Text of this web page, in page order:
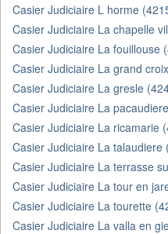
Casier Judiciaire L horme
Casier Judiciaire La chapelle
Casier Judiciaire La fouillouse
Casier Judiciaire La grand
Casier Judiciaire La gresle
Casier Judiciaire La
Casier Judiciaire La ricamarie
Casier Judiciaire La talaudiere
Casier Judiciaire La terrasse
Casier Judiciaire La tour en
Casier Judiciaire La tourette
Casier Judiciaire La valla en